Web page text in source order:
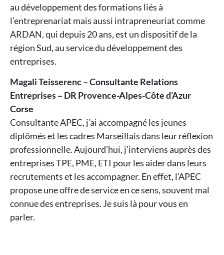
au développement des formations liés à
l’entreprenariat mais aussi intrapreneuriat comme
ARDAN, qui depuis 20 ans, est un dispositif de la
région Sud, au service du développement des
entreprises.
Magali Teisserenc – Consultante Relations
Entreprises – DR Provence-Alpes-Côte d’Azur
Corse
Consultante APEC, j’ai accompagné les jeunes
diplômés et les cadres Marseillais dans leur réflexion
professionnelle. Aujourd’hui, j’interviens auprès des
entreprises TPE, PME, ETI pour les aider dans leurs
recrutements et les accompagner. En effet, l’APEC
propose une offre de service en ce sens, souvent mal
connue des entreprises. Je suis là pour vous en
parler.